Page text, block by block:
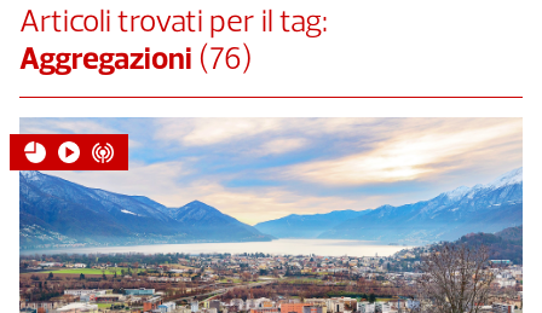
Articoli trovati per il tag:
Aggregazioni (76)